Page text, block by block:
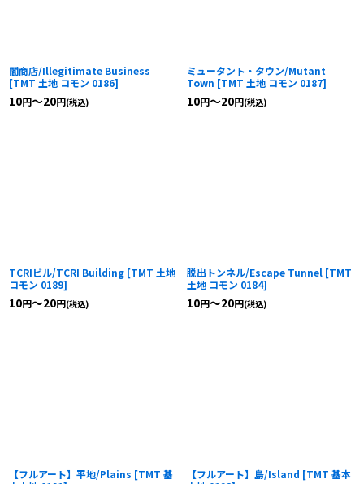
闇商店/Illegitimate Business
[TMT 土地 コモン 0186]
10円～20円(税込)
ミュータント・タウン/Mutant
Town [TMT 土地 コモン 0187]
10円～20円(税込)
TCRIビル/TCRI Building [TMT 土地
コモン 0189]
10円～20円(税込)
脱出トンネル/Escape Tunnel [TMT
土地 コモン 0184]
10円～20円(税込)
【フルアート】平地/Plains [TMT 基
【フルアート】島/Island [TMT 基本